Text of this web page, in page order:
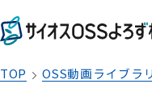
TOP OSS動画ライブラリ